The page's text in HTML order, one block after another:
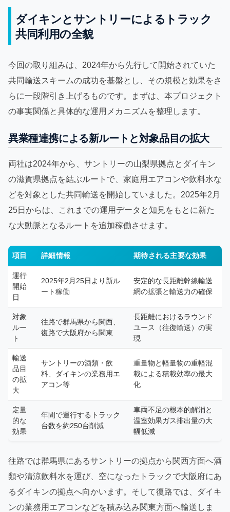
ダイキンとサントリーによるトラック
共同利用の全貌
今回の取り組みは、2024年から先行して開始されていた
共同輸送スキームの成功を基盤とし、その規模と効果をさ
らに一段階引き上げるものです。まずは、本プロジェクト
の事実関係と具体的な運用メカニズムを整理します。
異業種連携による新ルートと対象品目の拡大
両社は2024年から、サントリーの山梨県拠点とダイキン
の滋賀県拠点を結ぶルートで、家庭用エアコンや飲料水な
どを対象とした共同輸送を開始していました。2025年2月
25日からは、これまでの運用データと知見をもとに新た
な大動脈となるルートを追加稼働させます。
項目 詳細情報 期待される主要な効果
運行
開始
日
2025年2月25日より新ル
ート稼働
安定的な長距離幹線輸送
網の拡張と輸送力の確保
対象
ルー
ト
往路で群馬県から関西、
復路で大阪府から関東
長距離におけるラウンド
ユース（往復輸送）の実
現
輸送
品目
の拡
大
サントリーの酒類・飲
料、ダイキンの業務用エ
アコン等
重量物と軽量物の重軽混
載による積載効率の最大
化
定量
的な
効果
年間で運行するトラック
台数を約250台削減
車両不足の根本的解消と
温室効果ガス排出量の大
幅低減
往路では群馬県にあるサントリーの拠点から関西方面へ酒
類や清涼飲料水を運び、空になったトラックで大阪府にあ
るダイキンの拠点へ向かいます。そして復路では、ダイキ
ンの業務用エアコンなどを積み込み関東方面へ輸送しま